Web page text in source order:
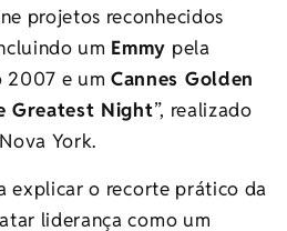
projetos reconhecidos
um Emmy pela
2007 e umCannes Golden
Greatest Night”, realizado
York.
explicar o recorte prático da
liderança como um